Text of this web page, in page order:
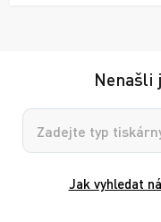
Nenašli
Vyhledávání
Jak vyhledat